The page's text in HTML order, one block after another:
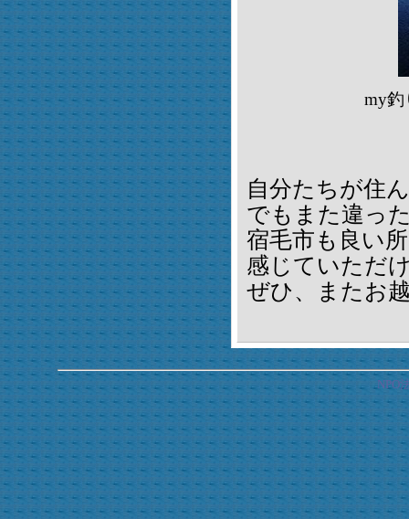
my釣
自分たちが住
でもまた違っ
宿毛市も良い
感じていただ
ぜひ、またお
NPO